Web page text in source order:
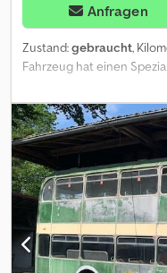
Anfragen
Zustand:gebraucht,
Fahrzeug hat einen
vorhanden Eine
werden Crodpfx Aley Ufa
aiusgefahren werden
Deutschland bekannt.